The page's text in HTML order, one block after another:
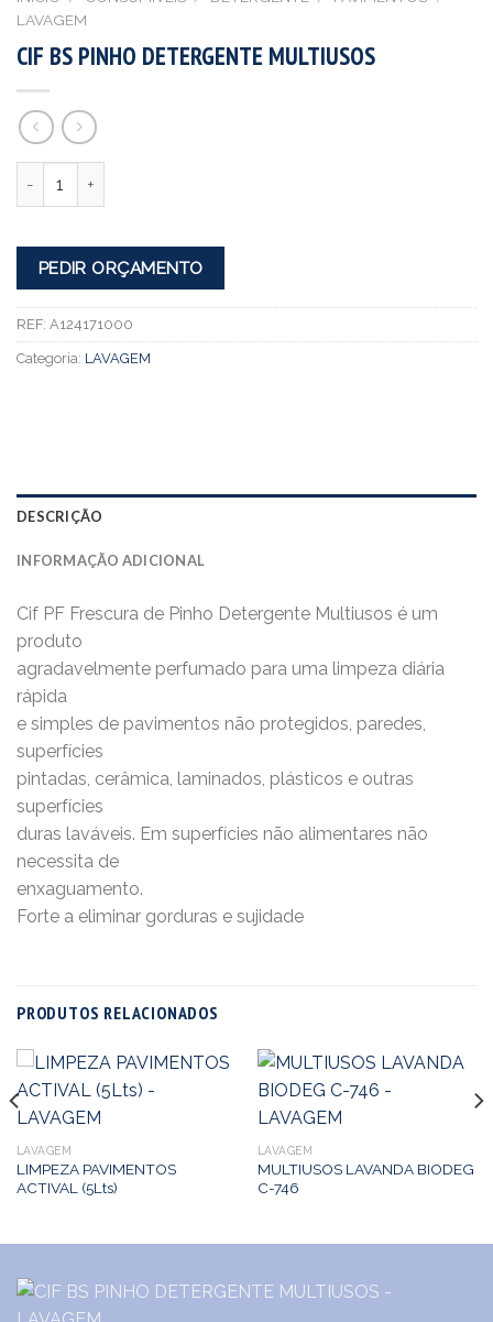
LAVAGEM
CIF BS PINHO DETERGENTE MULTIUSOS
PEDIR ORÇAMENTO
REF: A124171000
Categoria: LAVAGEM
DESCRIÇÃO
INFORMAÇÃO ADICIONAL
Cif PF Frescura de Pinho Detergente Multiusos é um
produto
agradavelmente perfumado para uma limpeza diária
rápida
e simples de pavimentos não protegidos, paredes,
superfícies
pintadas, cerâmica, laminados, plásticos e outras
superfícies
duras laváveis. Em superfícies não alimentares não
necessita de
enxaguamento.
Forte a eliminar gorduras e sujidade
PRODUTOS RELACIONADOS
LAVAGEM
LIMPEZA PAVIMENTOS
ACTIVAL (5Lts)
LAVAGEM
MULTIUSOS LAVANDA BIODEG
C-746